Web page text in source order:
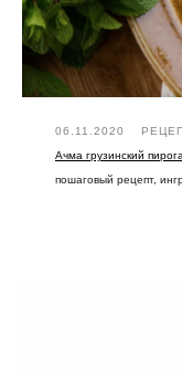
06.11.2020
Ачма грузинский
пошаговый рецепт,